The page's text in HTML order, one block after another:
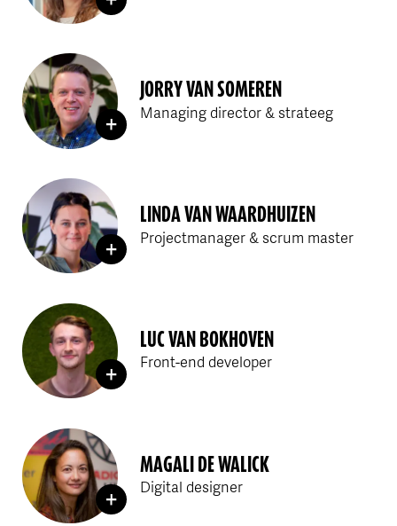
JORRY VAN SOMEREN
Managing director & strateeg
LINDA VAN WAARDHUIZEN
Projectmanager & scrum master
LUC VAN BOKHOVEN
Front-end developer
MAGALI DE WALICK
Digital designer